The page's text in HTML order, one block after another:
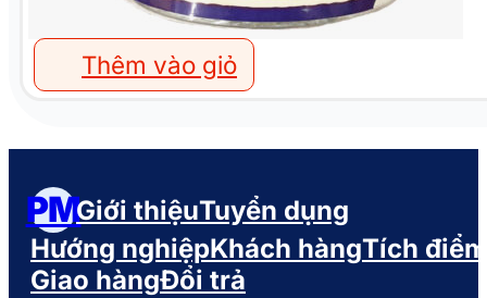
Thêm vào giỏ
PMGiới thiệuTuyển dụng
Hướng nghiệpKhách hàngTích điểm
Giao hàngĐổi trả